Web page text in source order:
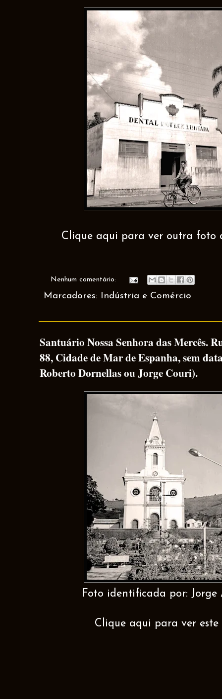
Clique aqui para ver outra foto
Nenhum comentário:
Marcadores: Indústria e Comércio
Santuário Nossa Senhora das Mercês.
88, Cidade de Mar de Espanha, sem
Roberto Dornellas ou Jorge Couri).
Foto identificada por: Jorge
Clique aqui para ver